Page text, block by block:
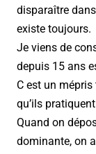
disparaître
existe toujours.
Je viens de
depuis 15 ans
C est un
qu’ils
Quand on
dominante, on